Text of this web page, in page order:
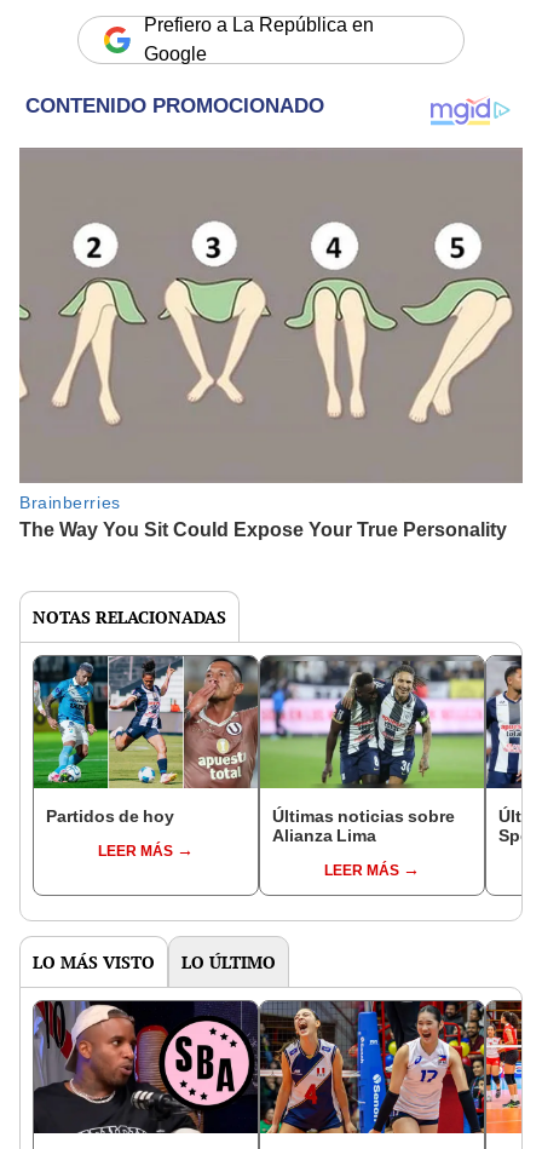
Prefiero a La República en
Google
NOTAS RELACIONADAS
Partidos de hoy
LEER MÁS
Últimas noticias sobre
Alianza Lima
LEER MÁS
LO MÁS VISTO LO ÚLTIMO